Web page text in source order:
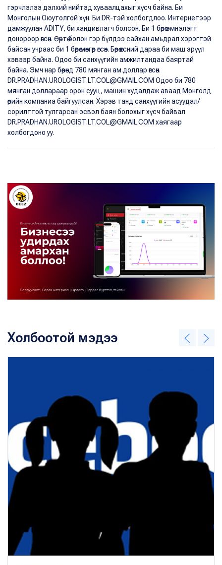
гэрчлэлээ дэлхий нийтэд хуваалцахыг хүсч байна. Би
Монголын Оюутолгой хүн. Би DR-тэй холбогдлоо. Интернетээр
дамжуулан ADITY, би хандивлагч болсон. Би 1 бөөрөө эмнэлэгт
донороор өгсөн. Өөртөө болон гэр бүлдээ сайхан амьдрал хэрэгтэй
байсан учраас би 1 бөөрөө мөнгөөр өгсөн. Бөөрөө өгсний дараа би маш эрүүл
хэвээр байна. Одоо би санхүүгийн амжилтандаа баяртай
байна. Эмч нар бөөрөнд 780 мянган ам.доллар өгсөн.
DR.PRADHAN.UROLOGIST.LT.COL@GMAIL.COM Одоо би 780
мянган доллараар орон сууц, машин худалдаж аваад Монголд
өөрийн компаниа байгуулсан. Хэрэв танд санхүүгийн асуудал/
сорилттой тулгарсан эсвэл баян болохыг хүсч байвал
DR.PRADHAN.UROLOGIST.LT.COL@GMAIL.COM хаягаар
холбогдоно уу.
Холбоотой мэдээ